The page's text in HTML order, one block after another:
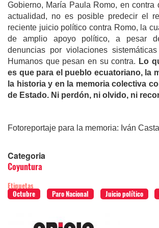
Gobierno, María Paula Romo, en contra
actualidad, no es posible predecir el
reciente juicio político contra Romo, la
de amplio apoyo político, a pesar
denuncias por violaciones
Humanos que pesan en su contra. Lo
es que para el pueblo ecuatoriano, la
la historia y en la memoria colectiva
de Estado. Ni perdón, ni olvido, ni
Fotoreportaje para la memoria: Iván
Categoria
Coyuntura
Etiquetas
Octubre
Paro Nacional Juicio político